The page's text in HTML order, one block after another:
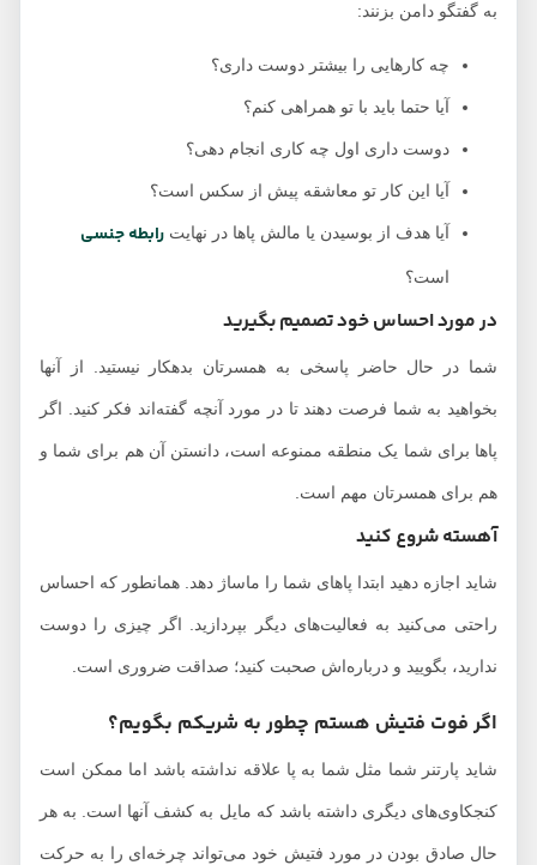
به گفتگو دامن بزنند:
چه کارهایی را بیشتر دوست داری؟
آیا حتما باید با تو همراهی کنم؟
دوست داری اول چه کاری انجام دهی؟
آیا این کار تو معاشقه پیش از سکس است؟
آیا هدف از بوسیدن یا مالش پاها در نهایترابطه جنسی
است؟
در مورد احساس خود تصمیم بگیرید
شما در حال حاضر پاسخی به همسرتان بدهکار نیستید. از آنها
بخواهید به شما فرصت دهند تا در مورد آنچه گفته‌اند فکر کنید. اگر
پاها برای شما یک منطقه ممنوعه است، دانستن آن هم برای شما و
هم برای همسرتان مهم است.
آهسته شروع کنید
شاید اجازه دهید ابتدا پاهای شما را ماساژ دهد. همانطور که احساس
راحتی می‌کنید به فعالیت‌های دیگر بپردازید. اگر چیزی را دوست
ندارید، بگویید و درباره‌اش صحبت کنید؛ صداقت ضروری است.
اگر فوت فتیش هستم چطور به شریکم بگویم؟
شاید پارتنر شما مثل شما به پا علاقه نداشته باشد اما ممکن است
کنجکاوی‌های دیگری داشته باشد که مایل به کشف آنها است. به هر
حال صادق بودن در مورد فتیش خود می‌تواند چرخه‌ای را به حرکت